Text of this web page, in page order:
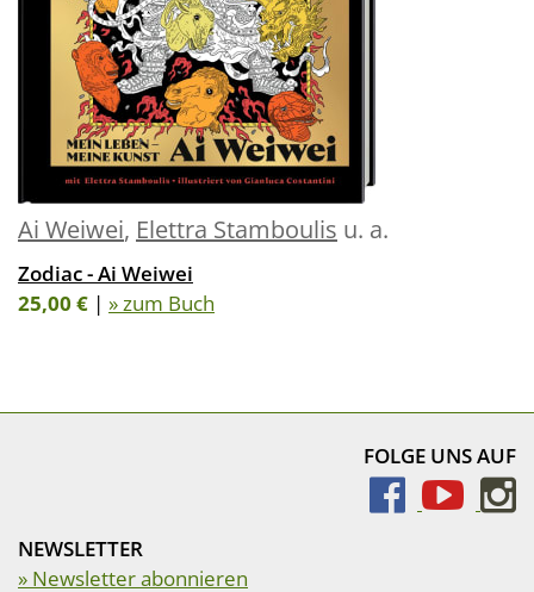
Ai Weiwei, Elettra Stamboulis u. a.
Zodiac - Ai Weiwei
25,00 € | » zum Buch
FOLGE UNS AUF
NEWSLETTER
» Newsletter abonnieren